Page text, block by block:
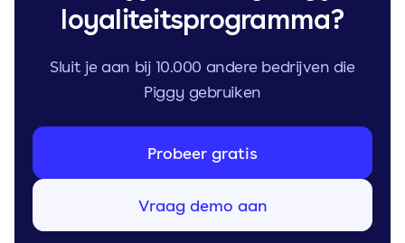
loyaliteitsprogramma?
Sluit je aan bij 10.000 andere bedrijven die
Piggy gebruiken
Probeer gratis
Vraag demo aan